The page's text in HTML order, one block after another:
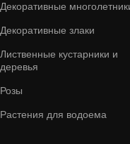
Декоративные
Декоративные злаки
Лиственные кустарники и
деревья
Розы
Растения для водоема